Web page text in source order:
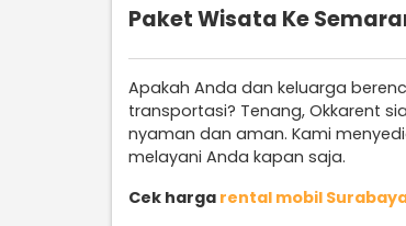
Paket Wisata Ke
Apakah Anda dan keluarga
transportasi? Tenang, Okkarent
nyaman dan aman. Kami
melayani Anda kapan saja.
Cek harga rental mobil